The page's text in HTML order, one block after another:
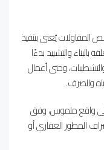
المقاولات يُعنى بتنفيذ
بالبناء والتشييد بدءًا
وحتى أعمال
والصرف.
واقع ملموس، وفق
المطور العقاري أو